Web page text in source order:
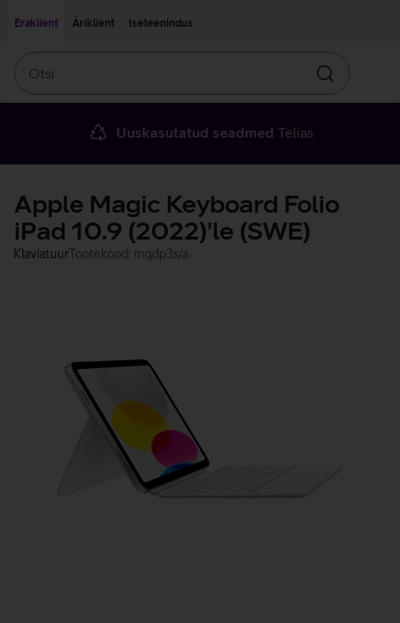
Eraklient
Äriklient Iseteenindus
Otsin
Uuskasutatud seadmed Telias
Apple Magic Keyboard Folio
iPad 10.9 (2022)'le (SWE)
KlaviatuurTootekood: mqdp3s/a